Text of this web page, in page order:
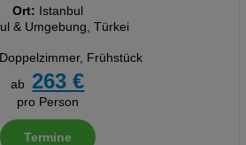
Ort: Istanbul
& Umgebung, Türkei
Doppelzimmer, Frühstück
ab
263 €
pro Person
Termine